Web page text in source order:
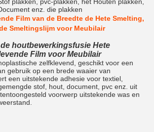
enz. die plakken
Film van de Breedte de Hete Smelting,
Smeltingslijm voor Meubilair
houtbewerkingsfusie Hete
Film voor Meubilair
zelfklevend, geschikt voor een
gebruik op een brede waaier van
een uitstekende adhesie voor textiel,
stof, hout, document, pvc enz. uit
voorwerp uitstekende was en